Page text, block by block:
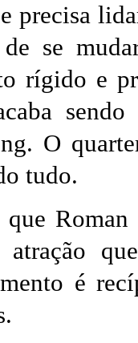
precisa
se
rígido e
O
tudo.
é